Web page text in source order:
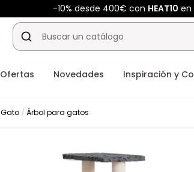
-10% desde 400€ con HEAT10 en
Ofertas Novedades Inspiración y
Gato Árbol para gatos